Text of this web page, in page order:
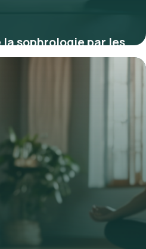
sophrologie par les
que vous devez